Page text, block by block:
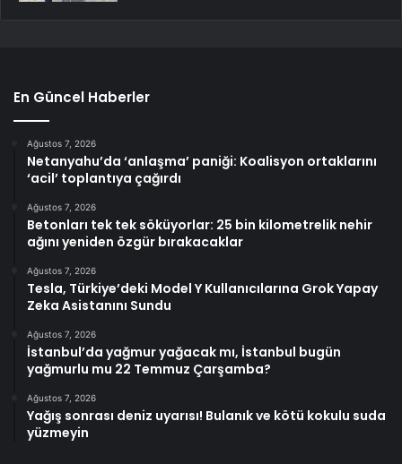
En Güncel Haberler
Ağustos 7, 2026
Netanyahu’da ‘anlaşma’ paniği: Koalisyon ortaklarını
‘acil’ toplantıya çağırdı
Ağustos 7, 2026
Betonları tek tek söküyorlar: 25 bin kilometrelik nehir
ağını yeniden özgür bırakacaklar
Ağustos 7, 2026
Tesla, Türkiye’deki Model Y Kullanıcılarına Grok Yapay
Zeka Asistanını Sundu
Ağustos 7, 2026
İstanbul’da yağmur yağacak mı, İstanbul bugün
yağmurlu mu 22 Temmuz Çarşamba?
Ağustos 7, 2026
Yağış sonrası deniz uyarısı! Bulanık ve kötü kokulu suda
yüzmeyin